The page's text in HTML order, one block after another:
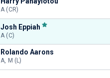
A (CR)
Josh Eppiah
A (C)
Rolando Aarons
A, M (L)